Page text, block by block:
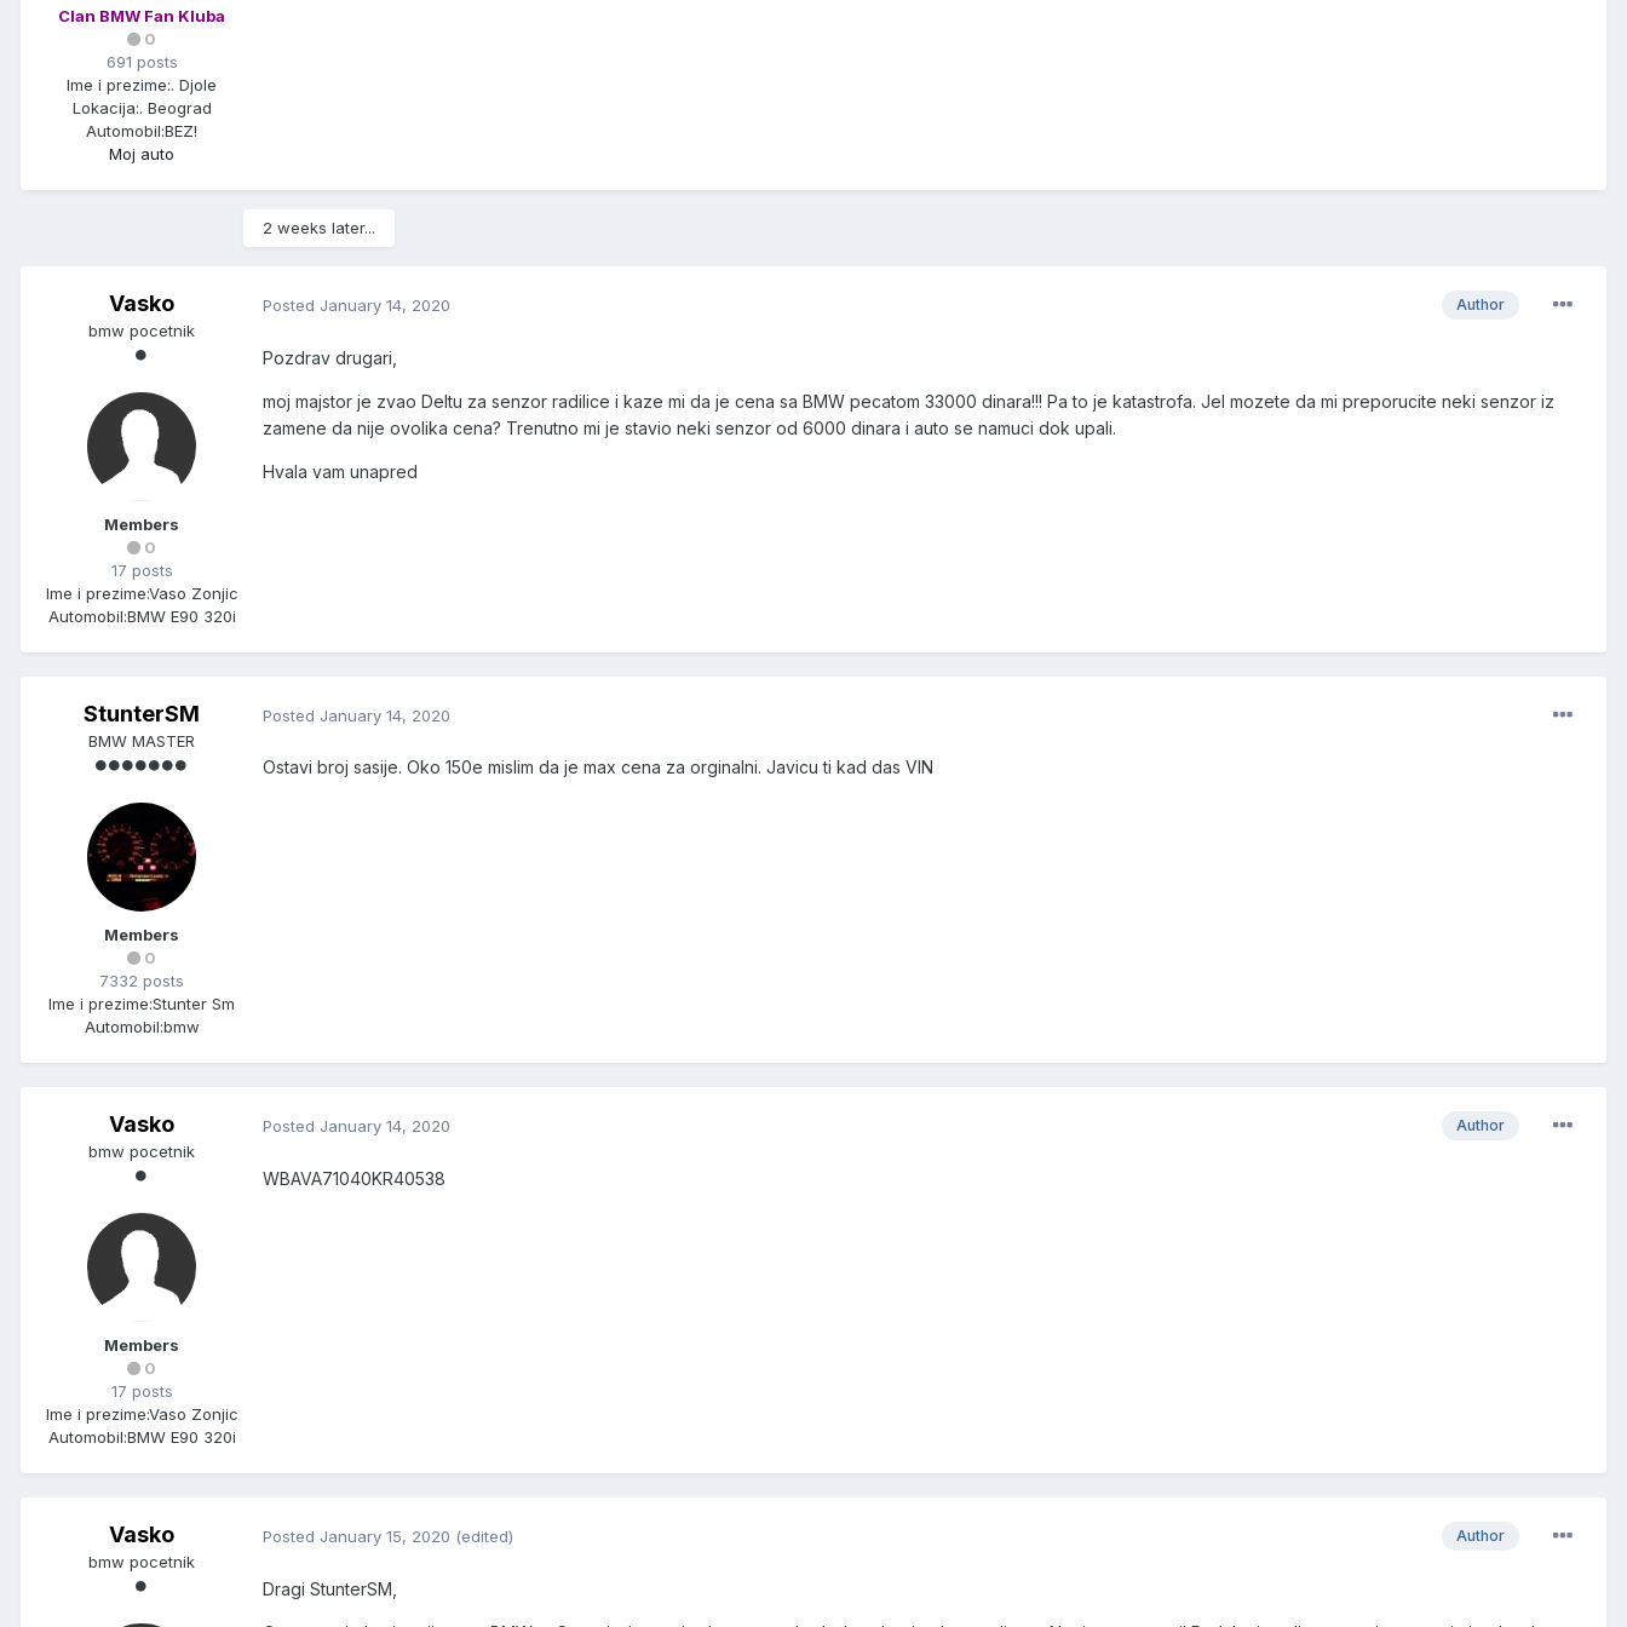
Clan BMW Fan Kluba
0
691 posts
Ime i prezime:. Djole
Lokacija:. Beograd
Automobil:BEZ!
Moj auto
2 weeks later...
Vasko
bmw pocetnik
Members
0
17 posts
Ime i prezime:Vaso Zonjic
Automobil:BMW E90 320i
Author
Posted January 14, 2020
Pozdrav drugari,
moj majstor je zvao Deltu za senzor radilice i kaze mi da je cena sa BMW pecatom 33000 dinara!!! Pa to je katastrofa. Jel mozete da mi preporucite neki senzor iz
zamene da nije ovolika cena? Trenutno mi je stavio neki senzor od 6000 dinara i auto se namuci dok upali.
Hvala vam unapred
StunterSM
BMW MASTER
Members
0
7332 posts
Ime i prezime:Stunter Sm
Automobil:bmw
Posted January 14, 2020
Ostavi broj sasije. Oko 150e mislim da je max cena za orginalni. Javicu ti kad das VIN
Vasko
bmw pocetnik
Members
0
17 posts
Ime i prezime:Vaso Zonjic
Automobil:BMW E90 320i
Author
Posted January 14, 2020
WBAVA71040KR40538
Vasko
bmw pocetnik
Author
Posted January 15, 2020 (edited)
Dragi StunterSM,